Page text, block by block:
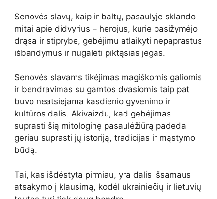
Senovės slavų, kaip ir baltų, pasaulyje sklando
mitai apie didvyrius – herojus, kurie pasižymėjo
drąsa ir stiprybe, gebėjimu atlaikyti nepaprastus
išbandymus ir nugalėti piktąsias jėgas.
Senovės slavams tikėjimas magiškomis galiomis
ir bendravimas su gamtos dvasiomis taip pat
buvo neatsiejama kasdienio gyvenimo ir
kultūros dalis. Akivaizdu, kad gebėjimas
suprasti šią mitologinę pasaulėžiūrą padeda
geriau suprasti jų istoriją, tradicijas ir mąstymo
būdą.
Tai, kas išdėstyta pirmiau, yra dalis išsamaus
atsakymo į klausimą, kodėl ukrainiečių ir lietuvių